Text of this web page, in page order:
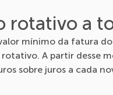
rotativo a
mínimo da fatura
A partir desse
sobre juros a cada